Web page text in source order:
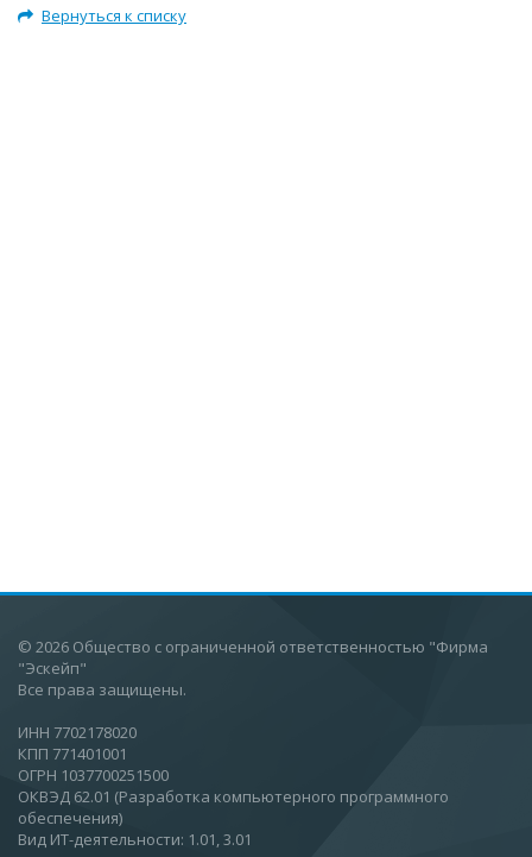
Вернуться к списку
© 2026 Общество с ограниченной ответственностью "Фирма
"Эскейп"
Все права защищены.
ИНН 7702178020
КПП 771401001
ОГРН 1037700251500
ОКВЭД 62.01 (Разработка компьютерного программного
обеспечения)
Вид ИТ-деятельности: 1.01, 3.01